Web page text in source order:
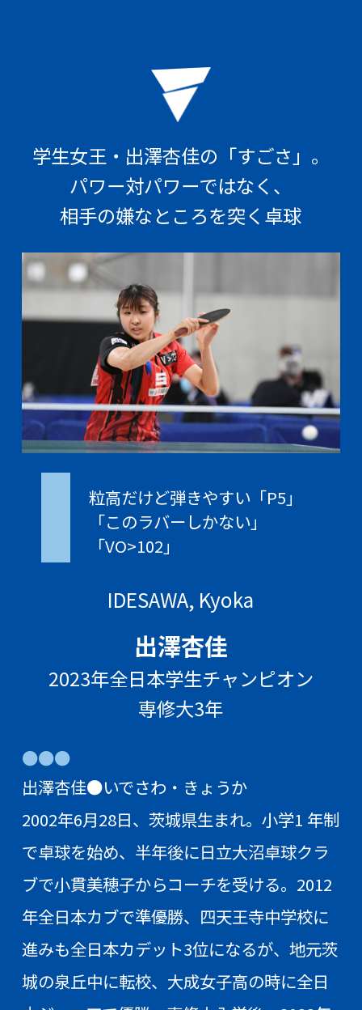
学生女王・出澤杏佳の「すごさ」。
パワー対パワーではなく、
相手の嫌なところを突く卓球
粒高だけど弾きやすい「P5」
「このラバーしかない」
「VO>102」
IDESAWA, Kyoka
出澤杏佳
2023年全日本学生チャンピオン
専修大3年
●●●
出澤杏佳●いでさわ・きょうか
2002年6月28日、茨城県生まれ。小学1 年制
で卓球を始め、半年後に日立大沼卓球クラ
ブで小貫美穂子からコーチを受ける。2012
年全日本カブで準優勝、四天王寺中学校に
進みも全日本カデット3位になるが、地元茨
城の泉丘中に転校、大成女子高の時に全日